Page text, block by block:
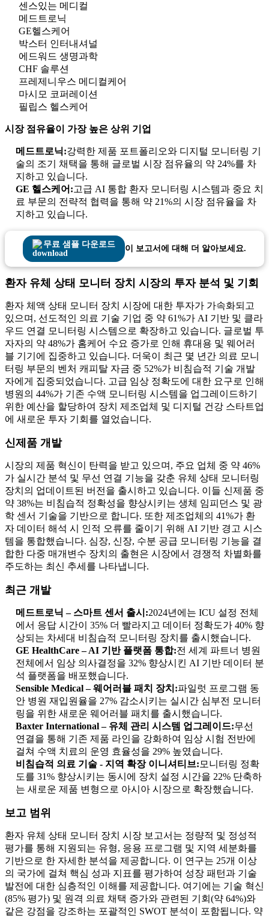
센스있는 메디컬
메드트로닉
GE헬스케어
박스터 인터내셔널
에드워드 생명과학
CHF 솔루션
프레제니우스 메디컬케어
마시모 코퍼레이션
필립스 헬스케어
시장 점유율이 가장 높은 상위 기업
메드트로닉:강력한 제품 포트폴리오와 디지털 모니터링 기
술의 조기 채택을 통해 글로벌 시장 점유율의 약 24%를 차
지하고 있습니다.
GE 헬스케어:고급 AI 통합 환자 모니터링 시스템과 중요 치
료 부문의 전략적 협력을 통해 약 21%의 시장 점유율을 차
지하고 있습니다.
무료 샘플 다운로드 이 보고서에 대해 더 알아보세요.
환자 유체 상태 모니터 장치 시장의 투자 분석 및 기회
환자 체액 상태 모니터 장치 시장에 대한 투자가 가속화되고
있으며, 선도적인 의료 기술 기업 중 약 61%가 AI 기반 및 클라
우드 연결 모니터링 시스템으로 확장하고 있습니다. 글로벌 투
자자의 약 48%가 홈케어 수요 증가로 인해 휴대용 및 웨어러
블 기기에 집중하고 있습니다. 더욱이 최근 몇 년간 의료 모니
터링 부문의 벤처 캐피탈 자금 중 52%가 비침습적 기술 개발
자에게 집중되었습니다. 고급 임상 정확도에 대한 요구로 인해
병원의 44%가 기존 수액 모니터링 시스템을 업그레이드하기
위한 예산을 할당하여 장치 제조업체 및 디지털 건강 스타트업
에 새로운 투자 기회를 열었습니다.
신제품 개발
시장의 제품 혁신이 탄력을 받고 있으며, 주요 업체 중 약 46%
가 실시간 분석 및 무선 연결 기능을 갖춘 유체 상태 모니터링
장치의 업데이트된 버전을 출시하고 있습니다. 이들 신제품 중
약 38%는 비침습적 정확성을 향상시키는 생체 임피던스 및 광
학 센서 기술을 기반으로 합니다. 또한 제조업체의 41%가 환
자 데이터 해석 시 인적 오류를 줄이기 위해 AI 기반 경고 시스
템을 통합했습니다. 심장, 신장, 수분 공급 모니터링 기능을 결
합한 다중 매개변수 장치의 출현은 시장에서 경쟁적 차별화를
주도하는 최신 추세를 나타냅니다.
최근 개발
메드트로닉 – 스마트 센서 출시:2024년에는 ICU 설정 전체
에서 응답 시간이 35% 더 빨라지고 데이터 정확도가 40% 향
상되는 차세대 비침습적 모니터링 장치를 출시했습니다.
GE HealthCare – AI 기반 플랫폼 통합:전 세계 파트너 병원
전체에서 임상 의사결정을 32% 향상시킨 AI 기반 데이터 분
석 플랫폼을 배포했습니다.
Sensible Medical – 웨어러블 패치 장치:파일럿 프로그램 동
안 병원 재입원율을 27% 감소시키는 실시간 심부전 모니터
링을 위한 새로운 웨어러블 패치를 출시했습니다.
Baxter International – 유체 관리 시스템 업그레이드:무선
연결을 통해 기존 제품 라인을 강화하여 임상 시험 전반에
걸쳐 수액 치료의 운영 효율성을 29% 높였습니다.
비침습적 의료 기술 - 지역 확장 이니셔티브: 모니터링 정확
도를 31% 향상시키는 동시에 장치 설정 시간을 22% 단축하
는 새로운 제품 변형으로 아시아 시장으로 확장했습니다.
보고 범위
환자 유체 상태 모니터 장치 시장 보고서는 정량적 및 정성적
평가를 통해 지원되는 유형, 응용 프로그램 및 지역 세분화를
기반으로 한 자세한 분석을 제공합니다. 이 연구는 25개 이상
의 국가에 걸쳐 핵심 성과 지표를 평가하여 성장 패턴과 기술
발전에 대한 심층적인 이해를 제공합니다. 여기에는 기술 혁신
(85% 평가) 및 원격 의료 채택 증가와 관련된 기회(약 64%)와
같은 강점을 강조하는 포괄적인 SWOT 분석이 포함됩니다. 약